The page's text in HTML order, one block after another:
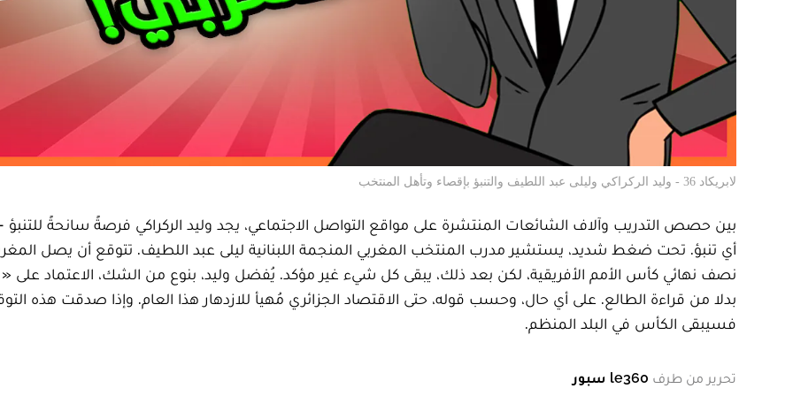
لابريكاد 36 - وليد الركراكي وليلى عبد اللطيف والتنبؤ بإقصاء وتأهل المنتخب
بين حصص التدريب وآلاف الشائعات المنتشرة على مواقع التواصل الاجتماعي، يجد وليد الركراكي فرصةً سانحةً
أي تنبؤ. تحت ضغط شديد، يستشير مدرب المنتخب المغربي المنجمة اللبنانية ليلى عبد اللطيف. تتوقع أن يصل
نصف نهائي كأس الأمم الأفريقية، لكن بعد ذلك، يبقى كل شيء غير مؤكد. يُفضل وليد، بنوع من الشك، الاعتماد على «
بدلا من قراءة الطالع. على أي حال، وحسب قوله، حتى الاقتصاد الجزائري مُهيأ للازدهار هذا العام. وإذا صدقت هذه
فسيبقى الكأس في البلد المنظم.
تحرير من طرف le360 سبور